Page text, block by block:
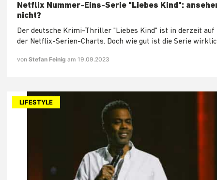
Netflix Nummer-Eins-Serie "Liebes Kind":
nicht?
Der deutsche Krimi-Thriller "Liebes Kind" ist in derzeit auf
der Netflix-Serien-Charts. Doch wie gut ist die Serie
von Stefan Feinig am 19.09.2023
LIFESTYLE